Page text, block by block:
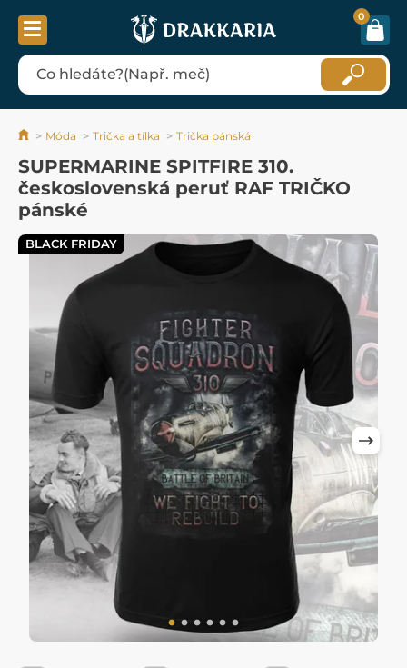
0
Móda Trička a tílka Trička pánská
SUPERMARINE SPITFIRE 310.
československá peruť RAF TRIČKO
pánské
BLACK FRIDAY